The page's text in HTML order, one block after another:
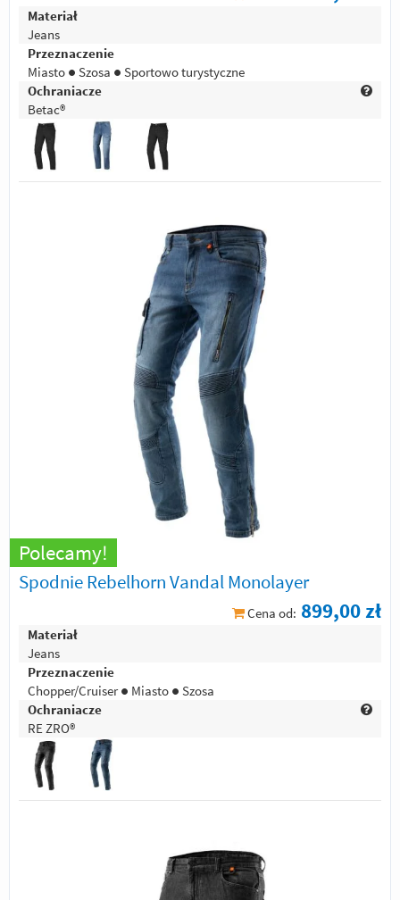
Materiał
Jeans
Przeznaczenie
Miasto ● Szosa ● Sportowo turystyczne
Ochraniacze
Betac®
Polecamy!
Spodnie Rebelhorn Vandal Monolayer
Cena od: 899,00 zł
Materiał
Jeans
Przeznaczenie
Chopper/Cruiser ● Miasto ● Szosa
Ochraniacze
RE ZRO®